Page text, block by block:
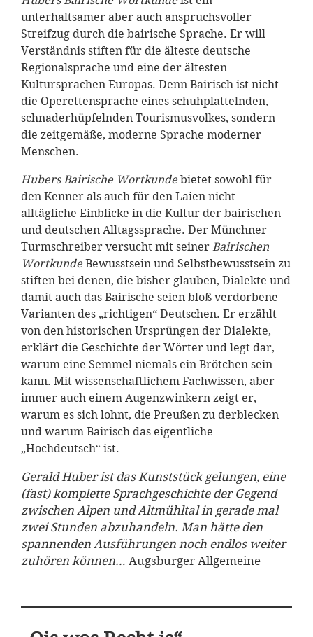
unterhaltsamer aber auch anspruchsvoller
Streifzug durch die bairische Sprache. Er will
Verständnis stiften für die älteste deutsche
Regionalsprache und eine der ältesten
Kultursprachen Europas. Denn Bairisch ist nicht
die Operettensprache eines schuhplattelnden,
schnaderhüpfelnden Tourismusvolkes, sondern
die zeitgemäße, moderne Sprache moderner
Menschen.
Hubers Bairische Wortkundebietet sowohl für
den Kenner als auch für den Laien nicht
alltägliche Einblicke in die Kultur der bairischen
und deutschen Alltagssprache. Der Münchner
Turmschreiber versucht mit seiner Bairischen
WortkundeBewusstsein und Selbstbewusstsein zu
stiften bei denen, die bisher glauben, Dialekte und
damit auch das Bairische seien bloß verdorbene
Varianten des „richtigen“ Deutschen. Er erzählt
von den historischen Ursprüngen der Dialekte,
erklärt die Geschichte der Wörter und legt dar,
warum eine Semmel niemals ein Brötchen sein
kann. Mit wissenschaftlichem Fachwissen, aber
immer auch einem Augenzwinkern zeigt er,
warum es sich lohnt, die Preußen zu derblecken
und warum Bairisch das eigentliche
„Hochdeutsch“ ist.
Gerald Huber ist das Kunststück gelungen, eine
(fast) komplette Sprachgeschichte der Gegend
zwischen Alpen und Altmühltal in gerade mal
zwei Stunden abzuhandeln. Man hätte den
spannenden Ausführungen noch endlos weiter
zuhören können… Augsburger Allgemeine